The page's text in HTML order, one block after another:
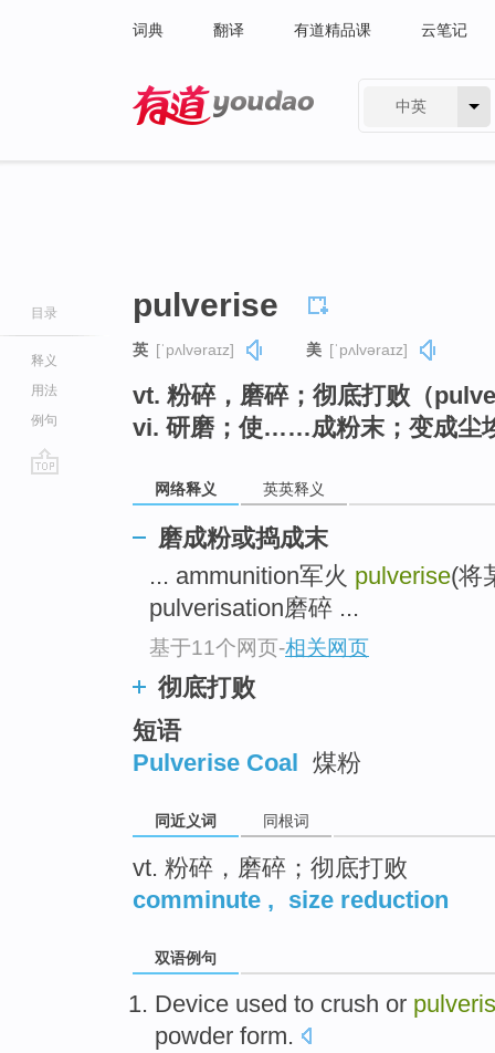
词典 翻译 有道精品课 云笔记
中英
目录
释义
用法
例句
pulverise
英 [ˈpʌlvəraɪz] 美 [ˈpʌlvəraɪz]
vt. 粉碎，磨碎；彻底打败（
vi. 研磨；使……成粉末；变成尘
网络释义 英英释义
磨成粉或捣成末
... ammunition军火 pulverise(将
pulverisation磨碎 ...
基于11个网页-相关网页
彻底打败
短语
Pulverise Coal 煤粉
同近义词 同根词
vt. 粉碎，磨碎；彻底打败
comminute , size reduction
双语例句
Device used to crush or
powder form.